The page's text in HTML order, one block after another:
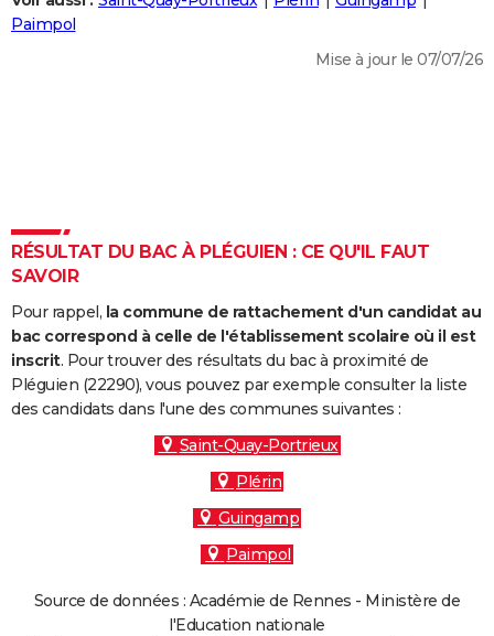
Destinations
City break
Voyage nature
Voyage de noces
Forum
Climat
+
PHOTO
Dictionnaire
Biographies
Citations
Expressions
Proverbes
PROGRAMME TV
S'inscrire
Se connecter
Lycées
Collèges
Primaires
Universités
Entreprises
Service militaire
Avis de recherche
AVIS DE DÉCÈS
FORUM
Paimpol
Mise à jour le 07/07/26
RÉSULTAT DU BAC À PLÉGUIEN : CE QU'IL FAUT
SAVOIR
Pour rappel, la commune de rattachement d'un candidat au
bac correspond à celle de l'établissement scolaire où il est
inscrit. Pour trouver des résultats du bac à proximité de
Pléguien (22290), vous pouvez par exemple consulter la liste
des candidats dans l'une des communes suivantes :
Saint-Quay-Portrieux
Plérin
Guingamp
Paimpol
Source de données : Académie de Rennes - Ministère de
l'Education nationale